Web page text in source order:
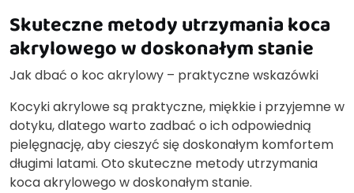
Skuteczne metody utrzymania koca
akrylowego w doskonałym stanie
Jak dbać o koc akrylowy – praktyczne wskazówki
Kocyki akrylowe są praktyczne, miękkie i przyjemne w
dotyku, dlatego warto zadbać o ich odpowiednią
pielęgnację, aby cieszyć się doskonałym komfortem
długimi latami. Oto skuteczne metody utrzymania
koca akrylowego w doskonałym stanie.